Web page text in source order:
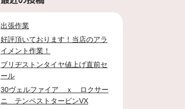
出張作業
好評頂いております！当店のアラ
イメント作業！
ブリヂストンタイヤ値上げ直前セ
ール
30ヴェルファイア ｘ ロクサー
ニ テンペストタービンVX